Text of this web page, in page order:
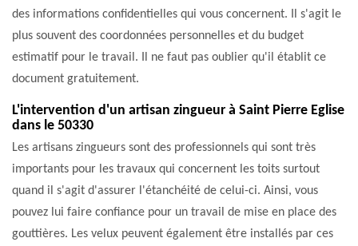
des informations confidentielles qui vous concernent. Il s'agit le
plus souvent des coordonnées personnelles et du budget
estimatif pour le travail. Il ne faut pas oublier qu'il établit ce
document gratuitement.
L'intervention d'un artisan zingueur à Saint Pierre Eglise
dans le 50330
Les artisans zingueurs sont des professionnels qui sont très
importants pour les travaux qui concernent les toits surtout
quand il s'agit d'assurer l'étanchéité de celui-ci. Ainsi, vous
pouvez lui faire confiance pour un travail de mise en place des
gouttières. Les velux peuvent également être installés par ces